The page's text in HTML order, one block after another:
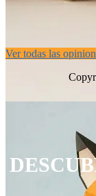
Ver todas las